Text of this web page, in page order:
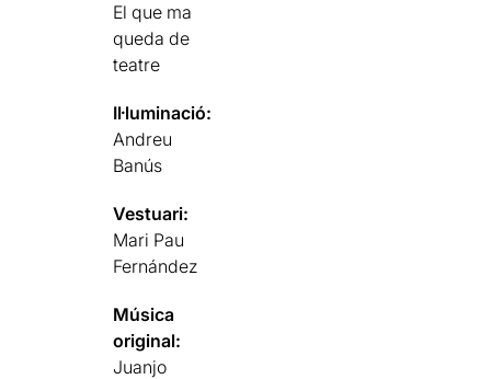
El que ma
queda de
teatre
Il·luminació:
Andreu
Banús
Vestuari:
Mari Pau
Fernández
Música
original:
Juanjo